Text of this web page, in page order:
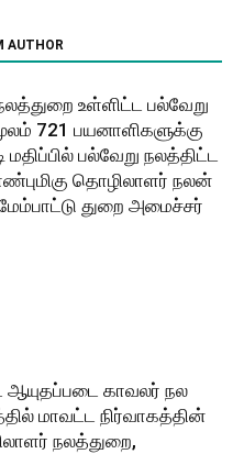
AUTHOR
உள்ளிட்ட பல்வேறு
721 பயனாளிகளுக்கு
மதிப்பில் பல்வேறு நலத்திட்ட
தொழிலாளர் நலன்
துறை அமைச்சர்
ஆயுதப்படை காவலர் நல
மாவட்ட நிர்வாகத்தின்
நலத்துறை,